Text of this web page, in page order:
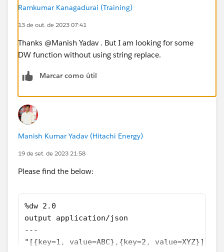
Ramkumar Kanagadurai (Training)
13 de out. de 2023 07:41
Thanks @Manish Yadav​ . But I am looking for some
DW function without using string replace.
Marcar como útil
Manish Kumar Yadav (Hitachi Energy)
19 de set. de 2023 21:58
Please find the below:
%dw 2.0
output application/json
---
"[{key=1, value=ABC},{key=2,